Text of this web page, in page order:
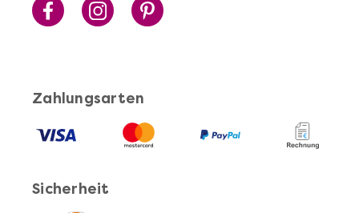
Zahlungsarten
Sicherheit